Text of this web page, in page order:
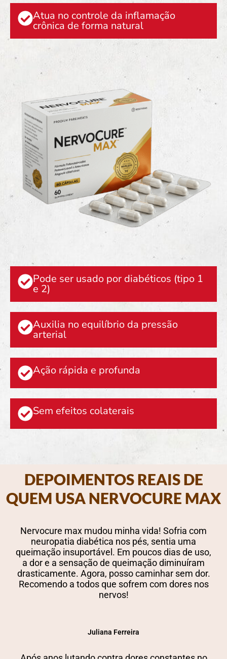
Atua no controle da inflamação
crônica de forma natural
Pode ser usado por diabéticos (tipo 1
e 2)
Auxilia no equilíbrio da pressão
arterial
Ação rápida e profunda
Sem efeitos colaterais
DEPOIMENTOS REAIS DE
QUEM USA NERVOCURE MAX
Nervocure max mudou minha vida! Sofria com
neuropatia diabética nos pés, sentia uma
queimação insuportável. Em poucos dias de uso,
a dor e a sensação de queimação diminuíram
drasticamente. Agora, posso caminhar sem dor.
Recomendo a todos que sofrem com dores nos
nervos!
Juliana Ferreira